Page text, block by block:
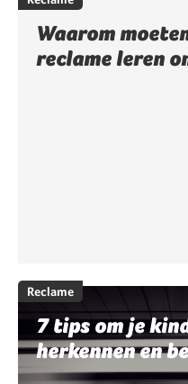
Waarom
reclame leren
Reclame
7 tips om je
herkennen en